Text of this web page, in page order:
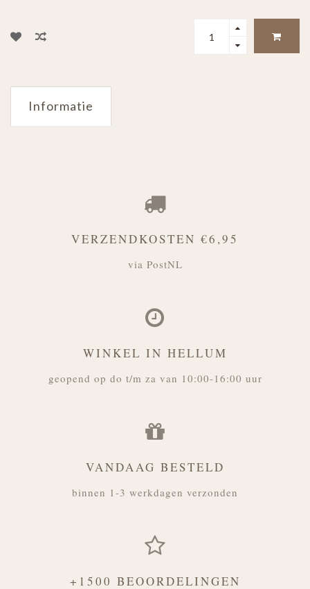
Informatie
VERZENDKOSTEN €6,95
via PostNL
WINKEL IN HELLUM
geopend op do t/m za van 10:00-16:00 uur
VANDAAG BESTELD
binnen 1-3 werkdagen verzonden
+1500 BEOORDELINGEN